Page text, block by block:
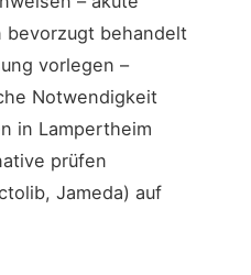
bevorzugt behandelt
vorlegen –
Notwendigkeit
in Lampertheim
prüfen
Jameda) auf